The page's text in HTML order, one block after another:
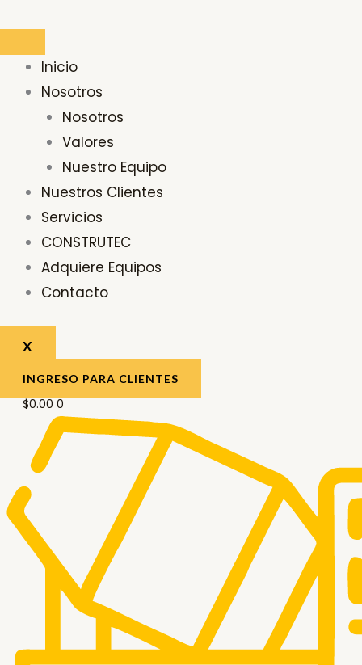
contenido
Inicio
Nosotros
Nosotros
Valores
Nuestro Equipo
Nuestros Clientes
Servicios
CONSTRUTEC
Adquiere Equipos
Contacto
X
INGRESO PARA CLIENTES
$0.00 0